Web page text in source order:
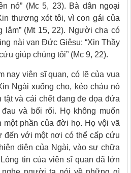
nó” (Mc 5, 23). Bà dân ngoại
thương xót tôi, vì con gái của
lắm” (Mt 15, 22). Người cha có
nài van Đức Giêsu: “Xin Thầy
giúp chúng tôi” (Mc 9, 22).
nay viên sĩ quan, có lẽ của vua
Ngài xuống cho, kẻo cháu nó
tật và cái chết đang đe dọa đứa
và bối rối. Họ không muốn
một phần của đời họ. Họ vội vã
với một nơi có thể cấp cứu
diện của Ngài, vào sự chữa
tin của viên sĩ quan đã lớn